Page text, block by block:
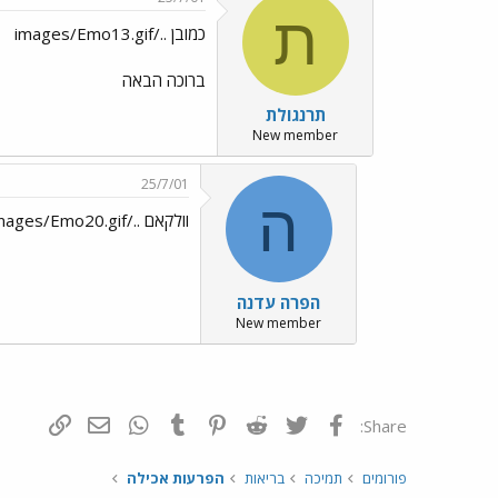
ת
תרנגולת
New member
כמובן ../images/Emo13.gif
ברוכה הבאה
ה
הפרה עדנה
New member
25/7/01
וולקאם ../images/Emo20.gif
Share: פייסבוק Twitter
Reddit
Pinterest
Tumblr
WhatsAppדואר אלקטרוני
פורומים תמיכה בריאות הפרעות אכילה